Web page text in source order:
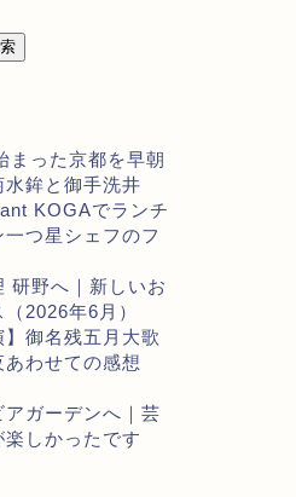
まった京都を早朝
鉾と御手洗井
KOGAでランチ
一つ星シェフのフ
研野へ｜新しいお
2026年6月）
】御名残五月大歌
わせての感想
アガーデンへ｜芸
しかったです